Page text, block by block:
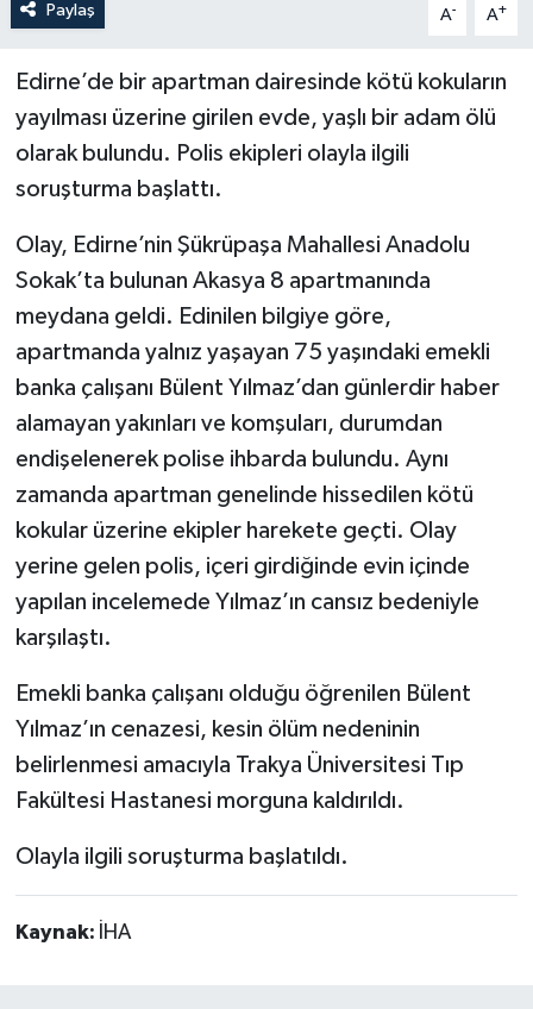
Paylaş A- A+
Edirne’de bir apartman dairesinde kötü kokuların
yayılması üzerine girilen evde, yaşlı bir adam ölü
olarak bulundu. Polis ekipleri olayla ilgili
soruşturma başlattı.
Olay, Edirne’nin Şükrüpaşa Mahallesi Anadolu
Sokak’ta bulunan Akasya 8 apartmanında
meydana geldi. Edinilen bilgiye göre,
apartmanda yalnız yaşayan 75 yaşındaki emekli
banka çalışanı Bülent Yılmaz’dan günlerdir haber
alamayan yakınları ve komşuları, durumdan
endişelenerek polise ihbarda bulundu. Aynı
zamanda apartman genelinde hissedilen kötü
kokular üzerine ekipler harekete geçti. Olay
yerine gelen polis, içeri girdiğinde evin içinde
yapılan incelemede Yılmaz’ın cansız bedeniyle
karşılaştı.
Emekli banka çalışanı olduğu öğrenilen Bülent
Yılmaz’ın cenazesi, kesin ölüm nedeninin
belirlenmesi amacıyla Trakya Üniversitesi Tıp
Fakültesi Hastanesi morguna kaldırıldı.
Olayla ilgili soruşturma başlatıldı.
Kaynak: İHA